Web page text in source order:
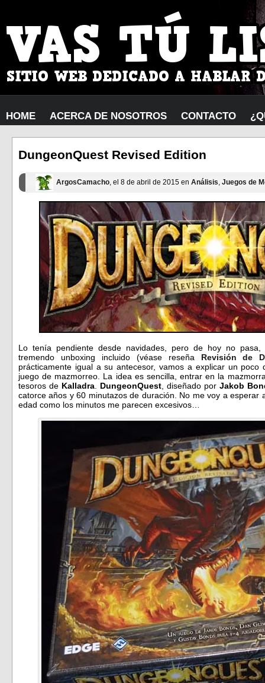
HOME ACERCA DE NOSOTROS CONTACTO
DungeonQuest Revised Edition
ArgosCamacho, el 8 de abril de 2015 en Análisis, Juegos de
Lo tenía pendiente desde navidades, pero de hoy no pasa,
tremendo unboxing incluido (véase reseña Revisión de
prácticamente igual a su antecesor, vamos a explicar un
juego de mazmorreo. La idea es sencilla, entrar en la
tesoros de Kalladra. DungeonQuest, diseñado por Jakob
catorce años y 60 minutazos de duración. No me voy a esperar
edad como los minutos me parecen excesivos…